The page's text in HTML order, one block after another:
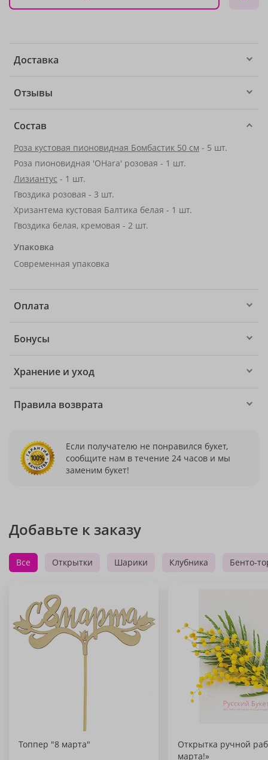
Доставка
Отзывы
Состав
Роза кустовая пионовидная Бомбастик 50 см - 5 шт.
Роза пионовидная 'OHara' розовая - 1 шт.
Лизиантус - 1 шт.
Гвоздика розовая - 3 шт.
Хризантема кустовая Балтика белая - 1 шт.
Гвоздика белая, кремовая - 2 шт.
Упаковка
Современная упаковка
Оплата
Бонусы
Хранение и уход
Правила возврата
Если получателю не понравился букет,
сообщите нам в течение 24 часов и мы
заменим букет!
Добавьте к заказу
Все Открытки Шарики Клубника Бенто-
Топпер "8 марта"
Открытка ручной
марта!»